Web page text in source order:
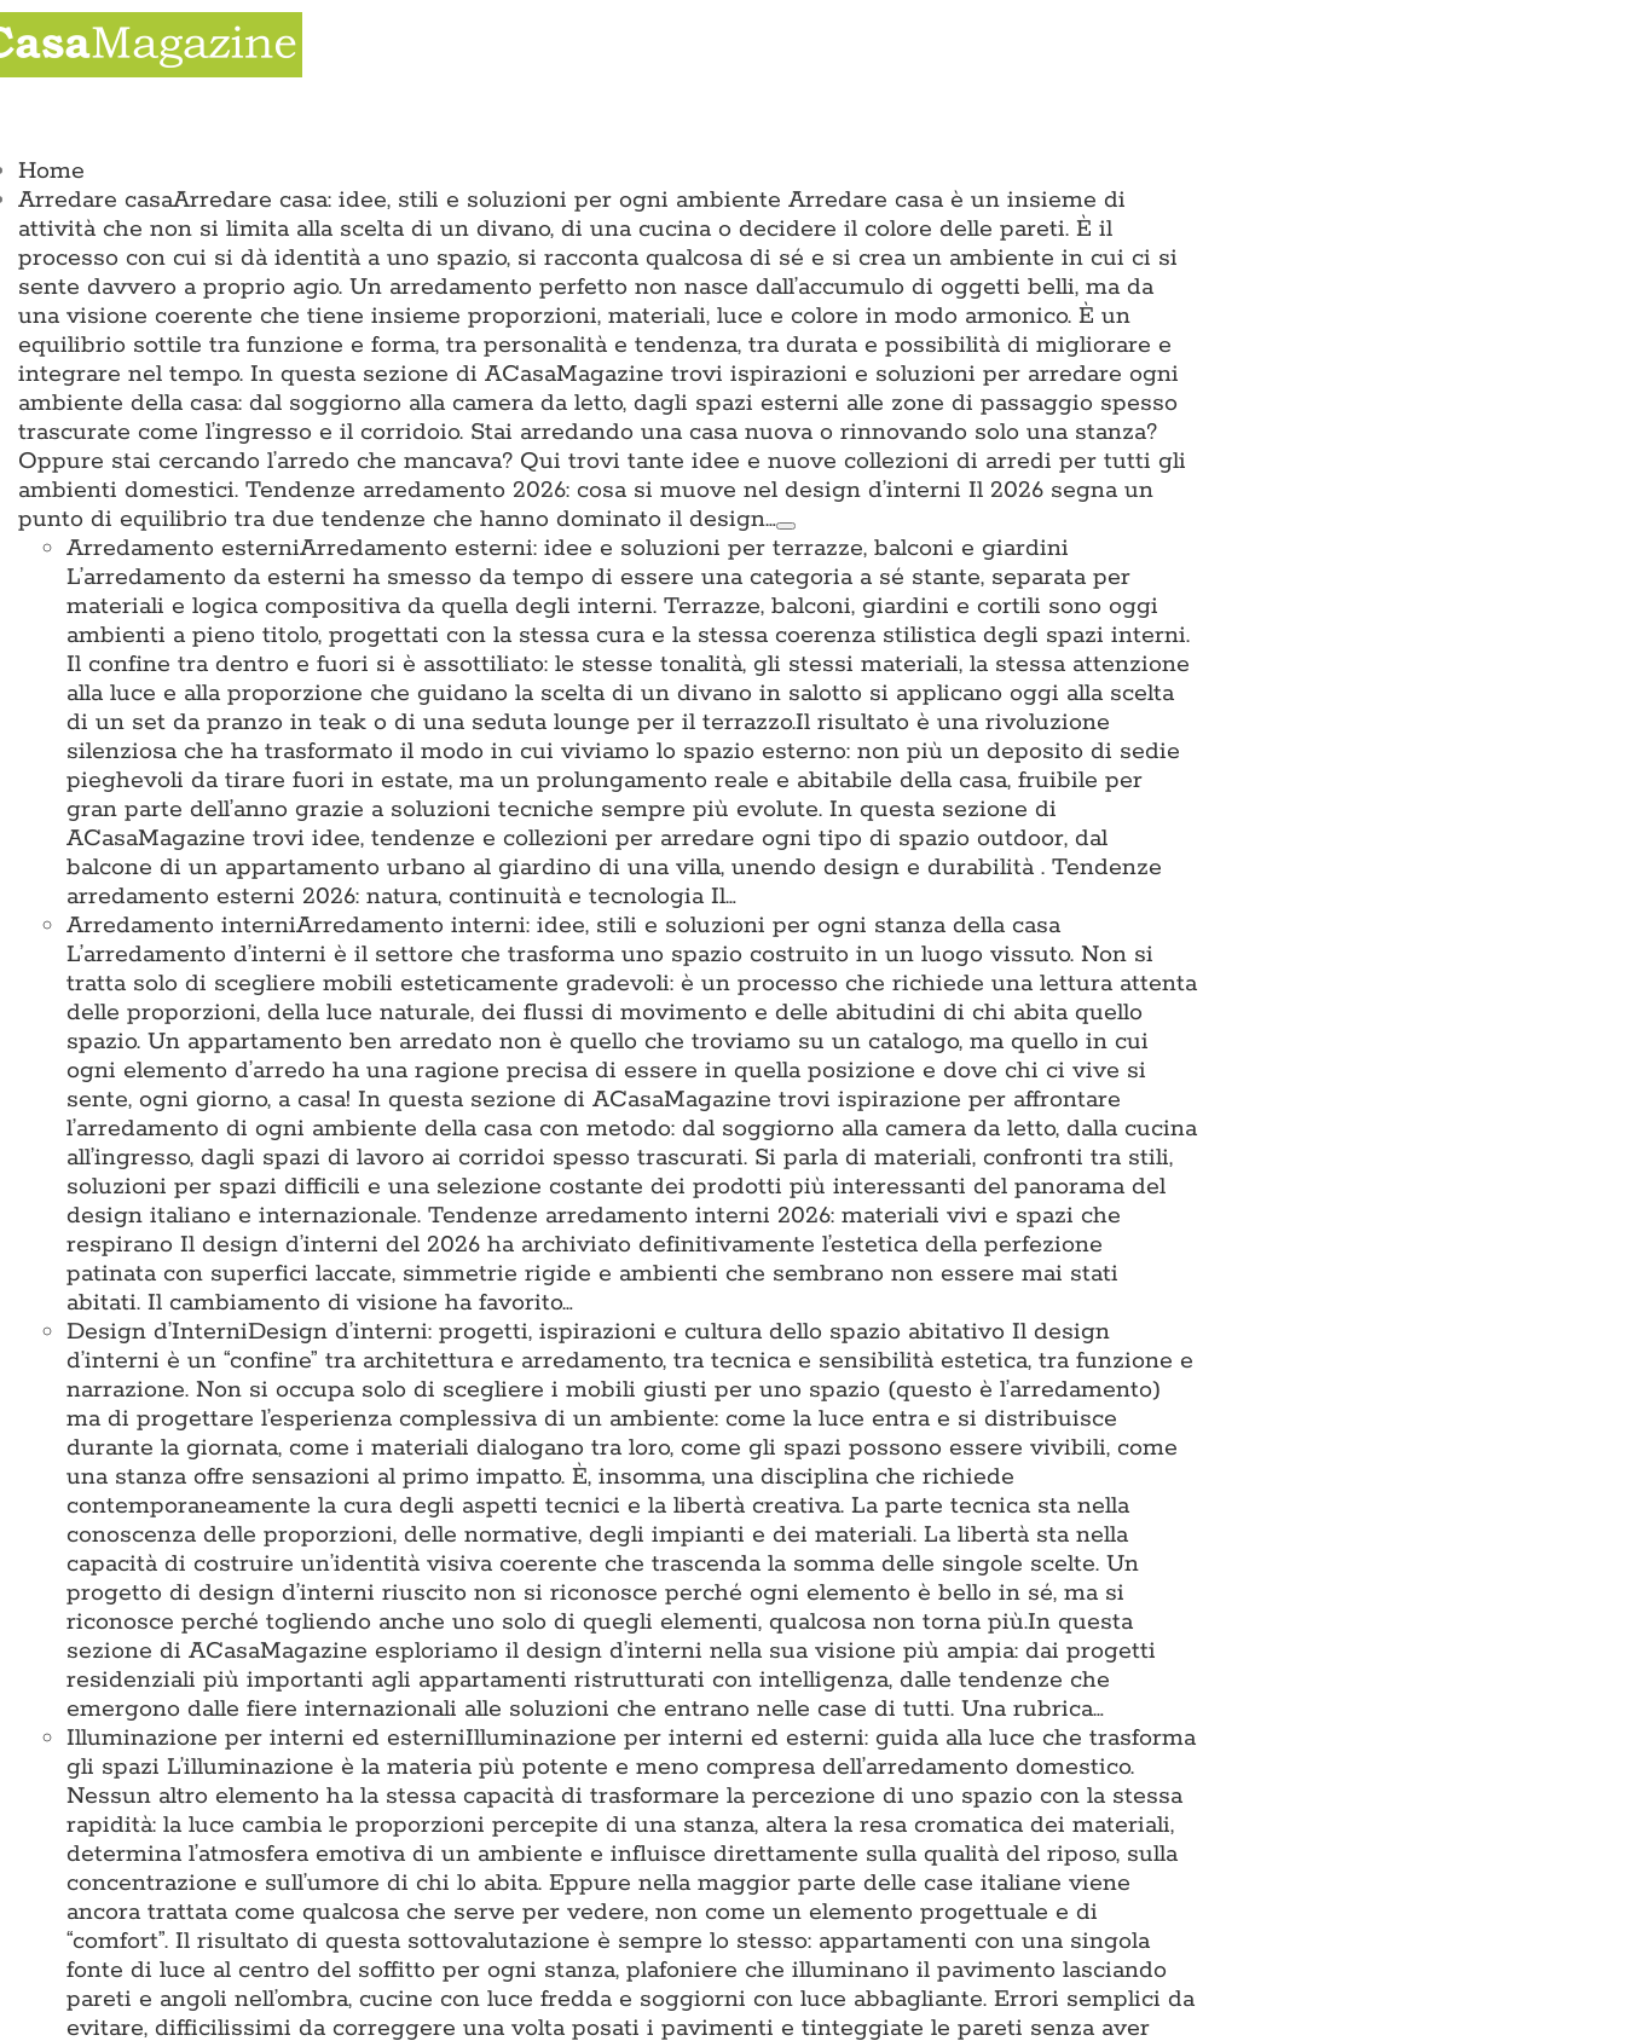
Salta
al
contenuto
Home
Arredare casaArredare casa: idee, stili e soluzioni per ogni ambiente Arredare casa è un insieme di
attività che non si limita alla scelta di un divano, di una cucina o decidere il colore delle pareti. È il
processo con cui si dà identità a uno spazio, si racconta qualcosa di sé e si crea un ambiente in cui ci si
sente davvero a proprio agio. Un arredamento perfetto non nasce dall’accumulo di oggetti belli, ma da
una visione coerente che tiene insieme proporzioni, materiali, luce e colore in modo armonico. È un
equilibrio sottile tra funzione e forma, tra personalità e tendenza, tra durata e possibilità di migliorare e
integrare nel tempo. In questa sezione di ACasaMagazine trovi ispirazioni e soluzioni per arredare ogni
ambiente della casa: dal soggiorno alla camera da letto, dagli spazi esterni alle zone di passaggio spesso
trascurate come l’ingresso e il corridoio. Stai arredando una casa nuova o rinnovando solo una stanza?
Oppure stai cercando l’arredo che mancava? Qui trovi tante idee e nuove collezioni di arredi per tutti gli
ambienti domestici. Tendenze arredamento 2026: cosa si muove nel design d’interni Il 2026 segna un
punto di equilibrio tra due tendenze che hanno dominato il design…
Arredamento esterniArredamento esterni: idee e soluzioni per terrazze, balconi e giardini
L’arredamento da esterni ha smesso da tempo di essere una categoria a sé stante, separata per
materiali e logica compositiva da quella degli interni. Terrazze, balconi, giardini e cortili sono oggi
ambienti a pieno titolo, progettati con la stessa cura e la stessa coerenza stilistica degli spazi interni.
Il confine tra dentro e fuori si è assottiliato: le stesse tonalità, gli stessi materiali, la stessa attenzione
alla luce e alla proporzione che guidano la scelta di un divano in salotto si applicano oggi alla scelta
di un set da pranzo in teak o di una seduta lounge per il terrazzo.Il risultato è una rivoluzione
silenziosa che ha trasformato il modo in cui viviamo lo spazio esterno: non più un deposito di sedie
pieghevoli da tirare fuori in estate, ma un prolungamento reale e abitabile della casa, fruibile per
gran parte dell’anno grazie a soluzioni tecniche sempre più evolute. In questa sezione di
ACasaMagazine trovi idee, tendenze e collezioni per arredare ogni tipo di spazio outdoor, dal
balcone di un appartamento urbano al giardino di una villa, unendo design e durabilità . Tendenze
arredamento esterni 2026: natura, continuità e tecnologia Il…
Arredamento interniArredamento interni: idee, stili e soluzioni per ogni stanza della casa
L’arredamento d’interni è il settore che trasforma uno spazio costruito in un luogo vissuto. Non si
tratta solo di scegliere mobili esteticamente gradevoli: è un processo che richiede una lettura attenta
delle proporzioni, della luce naturale, dei flussi di movimento e delle abitudini di chi abita quello
spazio. Un appartamento ben arredato non è quello che troviamo su un catalogo, ma quello in cui
ogni elemento d’arredo ha una ragione precisa di essere in quella posizione e dove chi ci vive si
sente, ogni giorno, a casa! In questa sezione di ACasaMagazine trovi ispirazione per affrontare
l’arredamento di ogni ambiente della casa con metodo: dal soggiorno alla camera da letto, dalla cucina
all’ingresso, dagli spazi di lavoro ai corridoi spesso trascurati. Si parla di materiali, confronti tra stili,
soluzioni per spazi difficili e una selezione costante dei prodotti più interessanti del panorama del
design italiano e internazionale. Tendenze arredamento interni 2026: materiali vivi e spazi che
respirano Il design d’interni del 2026 ha archiviato definitivamente l’estetica della perfezione
patinata con superfici laccate, simmetrie rigide e ambienti che sembrano non essere mai stati
abitati. Il cambiamento di visione ha favorito…
Design d’InterniDesign d’interni: progetti, ispirazioni e cultura dello spazio abitativo Il design
d’interni è un “confine” tra architettura e arredamento, tra tecnica e sensibilità estetica, tra funzione e
narrazione. Non si occupa solo di scegliere i mobili giusti per uno spazio (questo è l’arredamento)
ma di progettare l’esperienza complessiva di un ambiente: come la luce entra e si distribuisce
durante la giornata, come i materiali dialogano tra loro, come gli spazi possono essere vivibili, come
una stanza offre sensazioni al primo impatto. È, insomma, una disciplina che richiede
contemporaneamente la cura degli aspetti tecnici e la libertà creativa. La parte tecnica sta nella
conoscenza delle proporzioni, delle normative, degli impianti e dei materiali. La libertà sta nella
capacità di costruire un’identità visiva coerente che trascenda la somma delle singole scelte. Un
progetto di design d’interni riuscito non si riconosce perché ogni elemento è bello in sé, ma si
riconosce perché togliendo anche uno solo di quegli elementi, qualcosa non torna più.In questa
sezione di ACasaMagazine esploriamo il design d’interni nella sua visione più ampia: dai progetti
residenziali più importanti agli appartamenti ristrutturati con intelligenza, dalle tendenze che
emergono dalle fiere internazionali alle soluzioni che entrano nelle case di tutti. Una rubrica…
Illuminazione per interni ed esterniIlluminazione per interni ed esterni: guida alla luce che trasforma
gli spazi L’illuminazione è la materia più potente e meno compresa dell’arredamento domestico.
Nessun altro elemento ha la stessa capacità di trasformare la percezione di uno spazio con la stessa
rapidità: la luce cambia le proporzioni percepite di una stanza, altera la resa cromatica dei materiali,
determina l’atmosfera emotiva di un ambiente e influisce direttamente sulla qualità del riposo, sulla
concentrazione e sull’umore di chi lo abita. Eppure nella maggior parte delle case italiane viene
ancora trattata come qualcosa che serve per vedere, non come un elemento progettuale e di
“comfort”. Il risultato di questa sottovalutazione è sempre lo stesso: appartamenti con una singola
fonte di luce al centro del soffitto per ogni stanza, plafoniere che illuminano il pavimento lasciando
pareti e angoli nell’ombra, cucine con luce fredda e soggiorni con luce abbagliante. Errori semplici da
evitare, difficilissimi da correggere una volta posati i pavimenti e tinteggiate le pareti senza aver